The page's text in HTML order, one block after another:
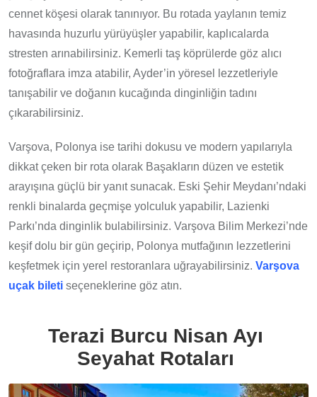
cennet köşesi olarak tanınıyor. Bu rotada yaylanın temiz
havasında huzurlu yürüyüşler yapabilir, kaplıcalarda
stresten arınabilirsiniz. Kemerli taş köprülerde göz alıcı
fotoğraflara imza atabilir, Ayder’in yöresel lezzetleriyle
tanışabilir ve doğanın kucağında dinginliğin tadını
çıkarabilirsiniz.
Varşova, Polonya ise tarihi dokusu ve modern yapılarıyla
dikkat çeken bir rota olarak Başakların düzen ve estetik
arayışına güçlü bir yanıt sunacak. Eski Şehir Meydanı’ndaki
renkli binalarda geçmişe yolculuk yapabilir, Lazienki
Parkı’nda dinginlik bulabilirsiniz. Varşova Bilim Merkezi’nde
keşif dolu bir gün geçirip, Polonya mutfağının lezzetlerini
keşfetmek için yerel restoranlara uğrayabilirsiniz. Varşova
uçak bileti seçeneklerine göz atın.
Terazi Burcu Nisan Ayı
Seyahat Rotaları